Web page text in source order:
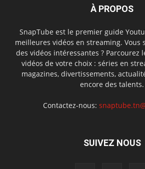
À PROPOS
SnapTube est le premier guide
meilleures vidéos en streaming. Vous
des vidéos intéressantes ? Parcourez
vidéos de votre choix : séries en
magazines, divertissements,
encore des talents.
Contactez-nous:
SUIVEZ NOUS